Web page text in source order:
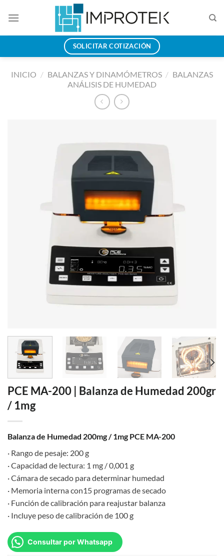
SOLICITAR COTIZACIÓN
INICIO / BALANZAS Y DINAMÓMETROS / BALANZAS
ANÁLISIS DE HUMEDAD
PCE MA-200 | Balanza de Humedad 200gr
/ 1mg
Balanza de Humedad 200mg / 1mg PCE MA-200
· Rango de pesaje: 200 g
· Capacidad de lectura: 1 mg / 0,001 g
· Cámara de secado para determinar humedad
· Memoria interna con15 programas de secado
· Función de calibración para reajustar balanza
· Incluye peso de calibración de 100 g
Consultar por Whatsapp